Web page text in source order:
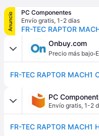
Anuncio
PC Componentes
Envío gratis, 1-2 días
Onbuy.com
Precio más bajo·
PC
Envío gratis, 1-2